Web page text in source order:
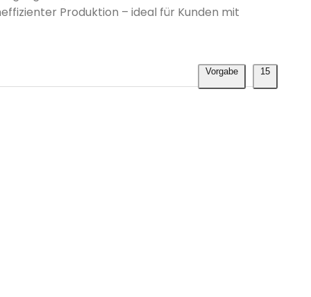
Produktion – ideal für Kunden mit
Vorgabe 15